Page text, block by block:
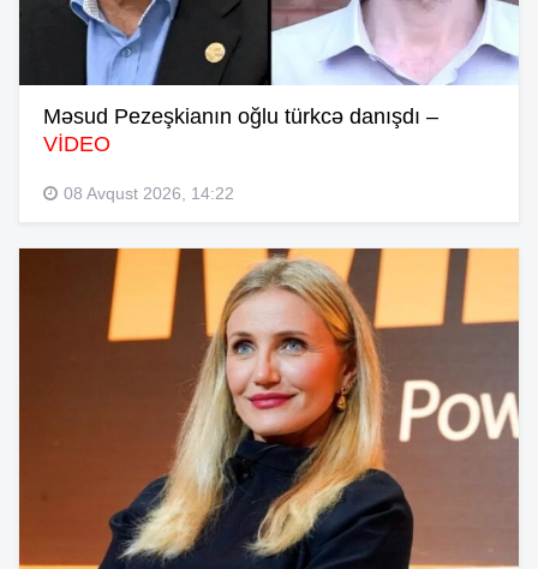
Məsud Pezeşkianın oğlu türkcə danışdı –
VİDEO
08 Avqust 2026, 14:22